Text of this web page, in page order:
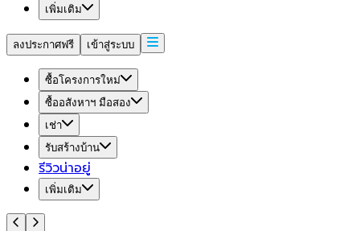
เพิ่มเติม
ลงประกาศฟรี เข้าสู่ระบบ
ซื้อโครงการใหม่
ซื้ออสังหาฯ มือสอง
เช่า
รับสร้างบ้าน
รีวิวน่าอยู่
เพิ่มเติม